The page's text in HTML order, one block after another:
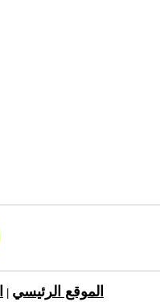
الموقع الرئيسي